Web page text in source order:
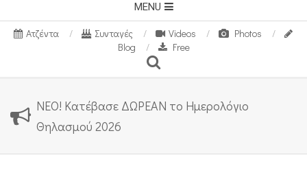
Navigation
Menu
MENU
Ατζέντα Συνταγές Videos
Photos
Blog
Free
Search
ΝΕΟ! Κατέβασε ΔΩΡΕΑΝ το Ημερολόγιο
Θηλασμού 2026